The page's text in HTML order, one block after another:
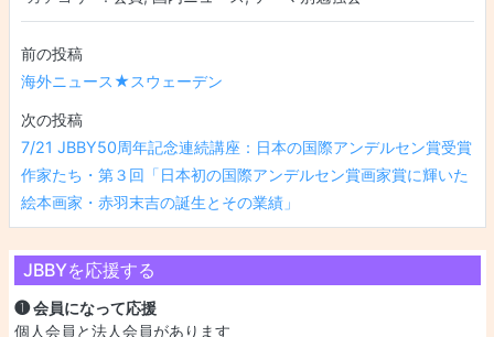
JBBYを応援する
❶ 会員になって応援
個人会員と法人会員があります
投稿ナビゲーション
海外ニュース★スウェーデン
7/21 JBBY50周年記念連続講座：日本の国際アンデルセン賞受賞
作家たち・第３回「日本初の国際アンデルセン賞画家賞に輝いた
絵本画家・赤羽末吉の誕生とその業績」